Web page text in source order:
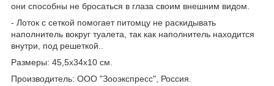
они способны не бросаться в глаза своим внешним видом.
- Лоток с сеткой помогает питомцу не раскидывать
наполнитель вокруг туалета, так как наполнитель находится
внутри, под решеткой..
Размеры: 45,5х34х10 см.
Производитель: ООО "Зооэкспресс", Россия.